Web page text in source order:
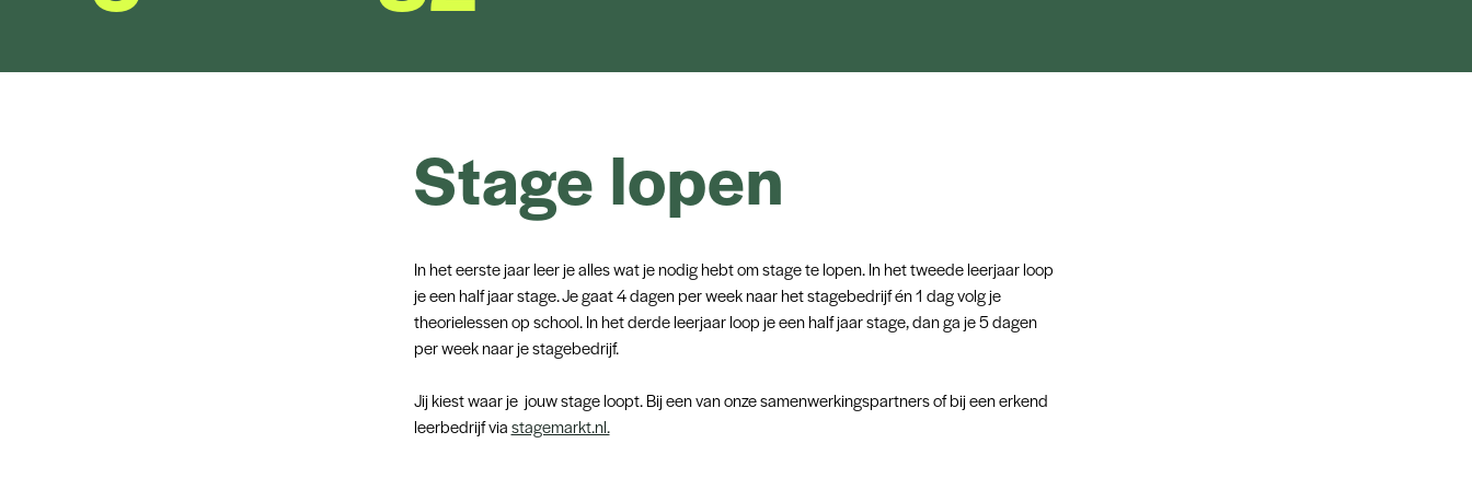
Stage lopen
In het eerste jaar leer je alles wat je nodig hebt om stage te lopen. In het tweede leerjaar loop
je een half jaar stage. Je gaat 4 dagen per week naar het stagebedrijf én 1 dag volg je
theorielessen op school. In het derde leerjaar loop je een half jaar stage, dan ga je 5 dagen
per week naar je stagebedrijf.
Jij kiest waar je jouw stage loopt. Bij een van onze samenwerkingspartners of bij een erkend
leerbedrijf viastagemarkt.nl.